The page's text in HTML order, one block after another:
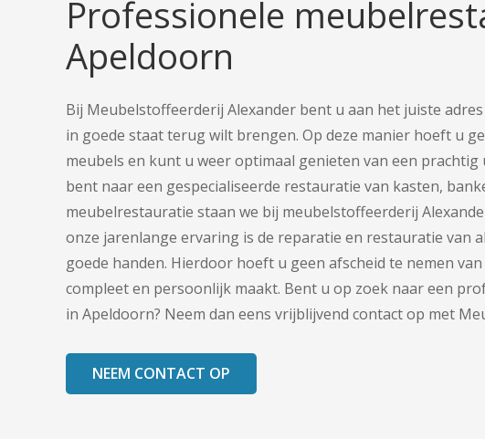
Professionele
Apeldoorn
Bij Meubelstoffeerderij Alexander bent u aan het juiste
in goede staat terug wilt brengen. Op deze manier hoeft u
meubels en kunt u weer optimaal genieten van een
bent naar een gespecialiseerde restauratie van kasten,
meubelrestauratie staan we bij meubelstoffeerderij
onze jarenlange ervaring is de reparatie en restauratie van
goede handen. Hierdoor hoeft u geen afscheid te nemen
compleet en persoonlijk maakt. Bent u op zoek naar een
in Apeldoorn? Neem dan eens vrijblijvend contact op met
NEEM CONTACT OP